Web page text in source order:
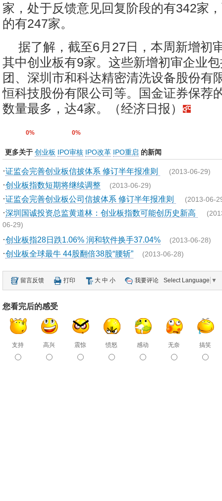
家，处于反馈意见回复阶段的有342家
的有247家。
据了解，截至6月27日，本周新增初
其中创业板有9家。这些新增初审企业
团、深圳市和科达精密清洗设备股份有
恒科技股份有限公司等。国金证券保荐
数量最多，达4家。（经济日报）
0% 0%
更多关于 创业板 IPO审核 IPO改革 IPO重启 的新闻
·证监会完善创业板信披体系 修订半年报准则 (2013-06-29)
·创业板指数短期将继续调整 (2013-06-29)
·证监会完善创业板公司信披体系 修订半年报准则 (2013-06-
·深圳国诚投资总监黄道林：创业板指数可能创历史新高
06-29)
·创业板指28日跌1.06% 润和软件换手37.04% (2013-06-28)
·创业板全球最牛 44股翻倍38股“腰斩” (2013-06-28)
留言反馈 打印 大 中 小 我要评论 Select Language ▼
您看完后的感受
支持 高兴 震惊 愤怒 感动 无奈 搞笑